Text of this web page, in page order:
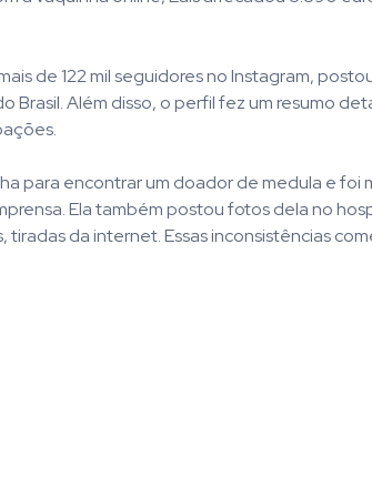
de 122 mil seguidores no Instagram,
Brasil. Além disso, o perfil fez um resumo
para encontrar um doador de medula e foi
Ela também postou fotos dela no
da internet. Essas inconsistências